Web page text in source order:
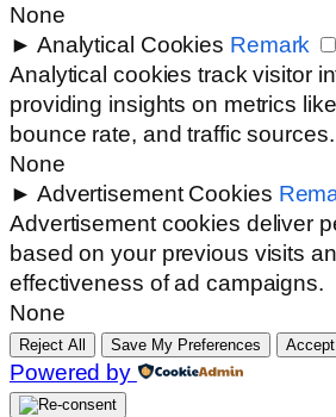
None
► Analytical Cookies Remark
Analytical cookies track visitor
providing insights on metrics
bounce rate, and traffic sources.
None
► Advertisement Cookies
Advertisement cookies deliver
based on your previous visits
effectiveness of ad campaigns.
None
Reject All Save My Preferences
Powered by